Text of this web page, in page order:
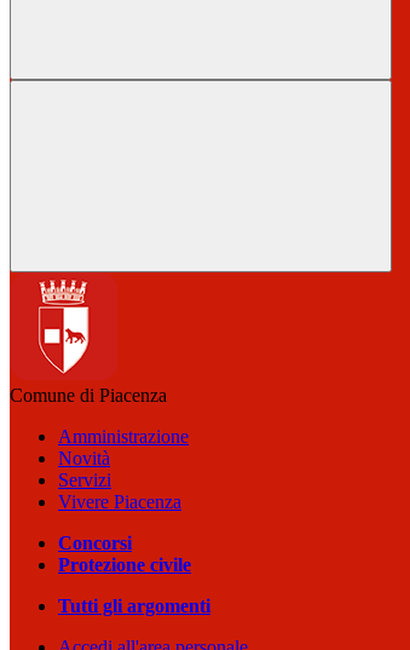
Comune di Piacenza
Amministrazione
Novità
Servizi
Vivere Piacenza
Concorsi
Protezione civile
Tutti gli argomenti